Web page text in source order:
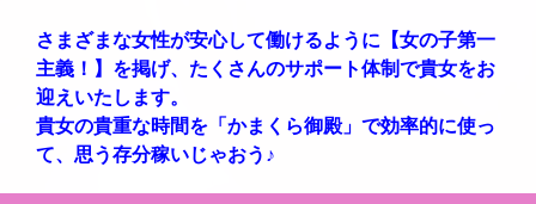
さまざまな女性が安心して働けるように【女の子第一
主義！】を掲げ、たくさんのサポート体制で貴女をお
迎えいたします。
貴女の貴重な時間を「かまくら御殿」で効率的に使っ
て、思う存分稼いじゃおう♪